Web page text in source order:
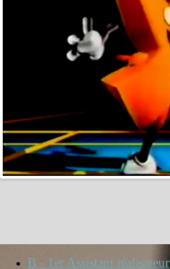
B - 1er Assistant réalisateur